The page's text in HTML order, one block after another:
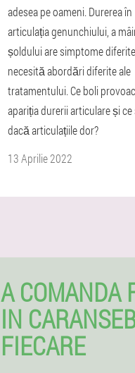
adesea pe oameni. Durerea în
articulația genunchiului, a
șoldului are simptome
necesită abordări diferite ale
tratamentului. Ce boli
apariția durerii articulare și
dacă articulațiile dor?
13 Aprilie 2022
A COMANDA
IN
FIECARE